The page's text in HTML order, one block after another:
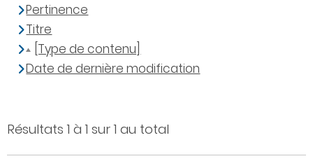
Résultats 1 à 1 sur 1 au total
Pertinence
Titre
[Type de contenu]
Date de dernière modification